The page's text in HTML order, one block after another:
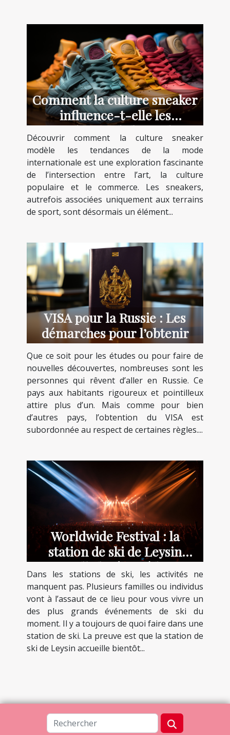
Comment la culture sneaker
influence-t-elle les
tendances de la mode
internationale?
Découvrir comment la culture sneaker
modèle les tendances de la mode
internationale est une exploration fascinante
de l’intersection entre l’art, la culture
populaire et le commerce. Les sneakers,
autrefois associées uniquement aux terrains
de sport, sont désormais un élément...
VISA pour la Russie : Les
démarches pour l’obtenir
Que ce soit pour les études ou pour faire de
nouvelles découvertes, nombreuses sont les
personnes qui rêvent d’aller en Russie. Ce
pays aux habitants rigoureux et pointilleux
attire plus d’un. Mais comme pour bien
d’autres pays, l’obtention du VISA est
subordonnée au respect de certaines règles....
Worldwide Festival : la
station de ski de Leysin
accueille la 5ème édition
Dans les stations de ski, les activités ne
manquent pas. Plusieurs familles ou individus
vont à l’assaut de ce lieu pour vous vivre un
des plus grands événements de ski du
moment. Il y a toujours de quoi faire dans une
station de ski. La preuve est que la station de
ski de Leysin accueille bientôt...